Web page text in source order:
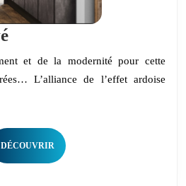
Calme
retrouvé
et de la modernité pour cette
L’alliance de l’effet ardoise
DÉCOUVRIR DÉCOUVRIR